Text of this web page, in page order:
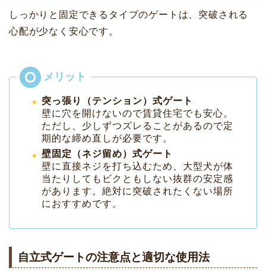
しっかりと固定できるタイプのゲートは、突破される
心配が少なく安心です。
突っ張り（テンション）式ゲート
壁に穴を開けないので賃貸住宅でも安心。
ただし、少しずつズレることがあるので定
期的な締め直しが必要です。
壁固定（ネジ留め）式ゲート
壁に直接ネジを打ち込むため、大型犬が体
当たりしてもビクともしない抜群の安定感
があります。絶対に突破されたくない場所
におすすめです。
自立式ゲートの注意点と適切な使用法